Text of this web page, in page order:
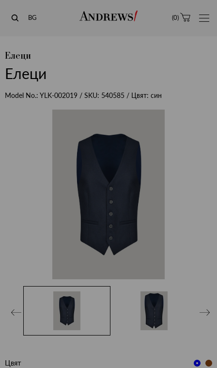
Andrews
BG (0)
Елеци
Елеци
Model No.: YLK-002019 / SKU: 540585 / Цвят: син
Цвят